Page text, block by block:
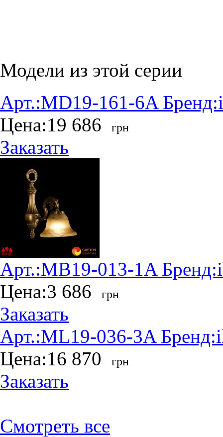
Модели из этой серии
Арт.:MD19-161-6A Бренд:
Цена:19 686 грн
Заказать
Арт.:MB19-013-1A Бренд:
Цена:3 686 грн
Заказать
Арт.:ML19-036-3A Бренд:
Цена:16 870 грн
Заказать
Смотреть все